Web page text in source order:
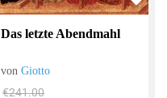
Das letzte Abendmahl
vonGiotto
€241.00